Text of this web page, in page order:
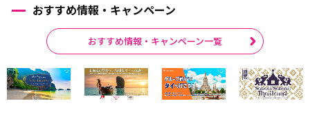
おすすめ情報・キャンペーン
おすすめ情報・キャンペーン一覧